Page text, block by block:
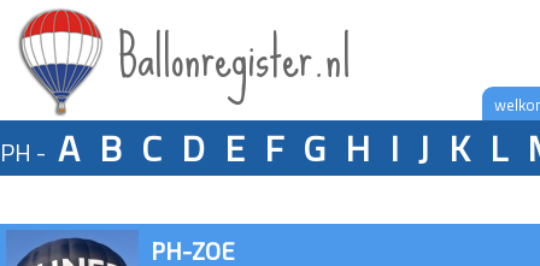
Ballonregister.nl
PH - A B C D E F G H I J K L
PH-ZOE